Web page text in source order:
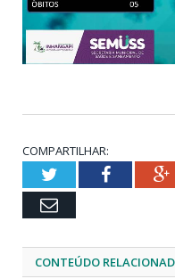
COMPARTILHAR:
TwitterFacebook
Email
CONTEÚDO